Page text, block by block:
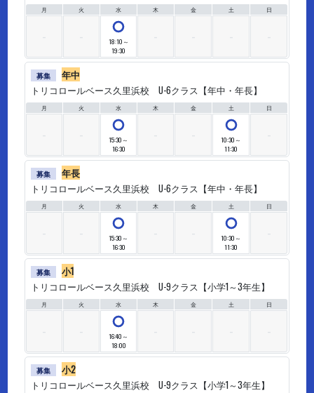
月 火 水 木 金 土 日
18:10～
19:30
募集
年中
トリコロールベース久里浜校 U-6クラス【年中・年長】
月 火 水 木 金 土 日
15:30～
16:30
10:30～
11:30
募集
年長
トリコロールベース久里浜校 U-6クラス【年中・年長】
月 火 水 木 金 土 日
15:30～
16:30
10:30～
11:30
募集
小1
トリコロールベース久里浜校 U-9クラス【小学1～3年生】
月 火 水 木 金 土 日
16:40～
18:00
募集
小2
トリコロールベース久里浜校 U-9クラス【小学1～3年生】